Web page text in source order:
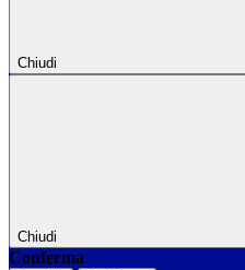
Chiudi
Chiudi
Conferma